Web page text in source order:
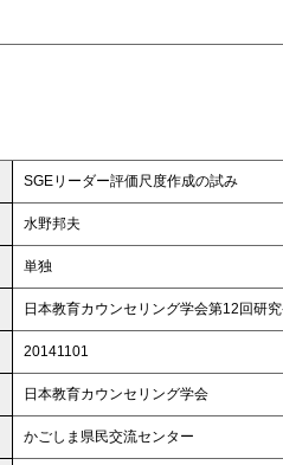
SGEリーダー評価尺度作成の試み
水野邦夫
単独
日本教育カウンセリング学会第12回研
20141101
日本教育カウンセリング学会
かごしま県民交流センター